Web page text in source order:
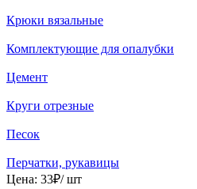
Крюки вязальные
Комплектующие для опалубки
Цемент
Круги отрезные
Песок
Перчатки, рукавицы
Цена: 33₽/ шт